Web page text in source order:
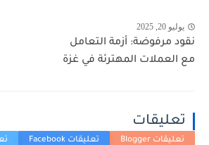
يوليو 20, 2025
نقود مرفوضة: أزمة التعامل
مع العملات المهترئة في غزة
تعليقات